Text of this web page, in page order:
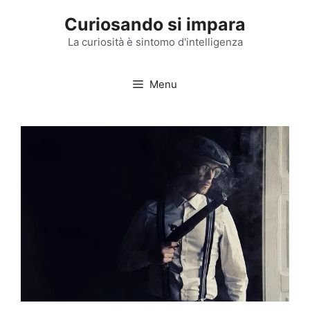
Curiosando si impara
La curiosità è sintomo d'intelligenza
Menu